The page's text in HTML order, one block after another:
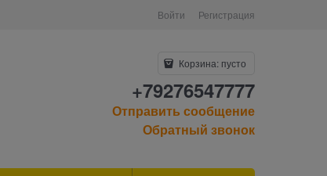
Войти Регистрация
Корзина: пусто
+79276547777
Отправить сообщение
Обратный звонок